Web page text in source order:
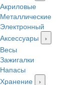
Акриловые
Металлические
Электронный
Аксессуары
›
Весы
Зажигалки
Напасы
Хранение
›